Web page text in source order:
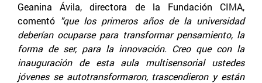
Geanina Ávila, directora de la Fundación CIMA,
comentó "que los primeros años de la universidad
deberían ocuparse para transformar pensamiento, la
forma de ser, para la innovación. Creo que con la
inauguración de esta aula multisensorial ustedes
jóvenes se autotransformaron, trascendieron y están